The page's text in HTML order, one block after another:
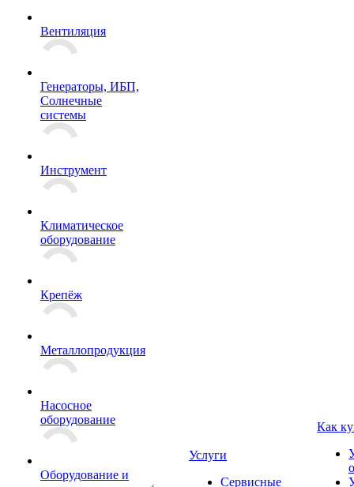
Вентиляция
Генераторы, ИБП,
Солнечные
системы
Инструмент
Климатическое
оборудование
Крепёж
Металлопродукция
Насосное
оборудование
Оборудование и
Услуги
Сервисные
Как